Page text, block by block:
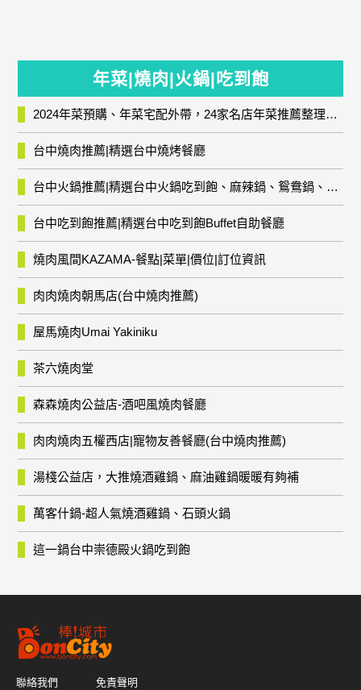
年菜|燒肉|火鍋|吃到飽
2024年菜預購、年菜宅配外帶，24家名店年菜推薦整理，圍爐輕鬆上菜團圓趣
台中燒肉推薦|精選台中燒烤餐廳
台中火鍋推薦|精選台中火鍋吃到飽、麻辣鍋、鴛鴦鍋、石頭火鍋、酸菜白肉鍋、海鮮鍋、燒酒雞、麻油雞、壽喜燒等熱門人氣火鍋店!
台中吃到飽推薦|精選台中吃到飽Buffet自助餐廳
燒肉風間KAZAMA-餐點|菜單|價位|訂位資訊
肉肉燒肉朝馬店(台中燒肉推薦)
屋馬燒肉Umai Yakiniku
茶六燒肉堂
森森燒肉公益店-酒吧風燒肉餐廳
肉肉燒肉五權西店|寵物友善餐廳(台中燒肉推薦)
湯棧公益店，大推燒酒雞鍋、麻油雞鍋暖暖有夠補
萬客什鍋-超人氣燒酒雞鍋、石頭火鍋
這一鍋台中崇德殿火鍋吃到飽
聯絡我們 免責聲明